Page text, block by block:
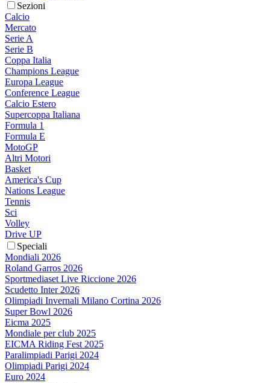
Sezioni
Calcio
Mercato
Serie A
Serie B
Coppa Italia
Champions League
Europa League
Conference League
Calcio Estero
Supercoppa Italiana
Formula 1
Formula E
MotoGP
Altri Motori
Basket
America's Cup
Nations League
Tennis
Sci
Volley
Drive UP
Speciali
Mondiali 2026
Roland Garros 2026
Sportmediaset Live Riccione 2026
Scudetto Inter 2026
Olimpiadi Invernali Milano Cortina 2026
Super Bowl 2026
Eicma 2025
Mondiale per club 2025
EICMA Riding Fest 2025
Paralimpiadi Parigi 2024
Olimpiadi Parigi 2024
Euro 2024